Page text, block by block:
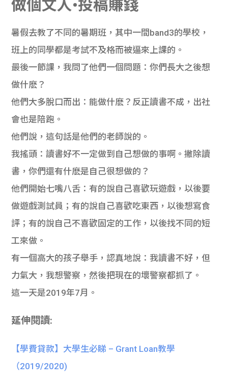
做個文人•投稿賺錢
暑假去教了不同的暑期班，其中一間band3的學校，
班上的同學都是考試不及格而被逼來上課的。
最後一節課，我問了他們一個問題：你們長大之後想
做什麽？
他們大多脫口而出：能做什麽？反正讀書不成，出社
會也是陪跑。
他們說，這句話是他們的老師說的。
我搖頭：讀書好不一定做到自己想做的事啊。撇除讀
書，你們還有什麽是自己很想做的？
他們開始七嘴八舌：有的說自己喜歡玩遊戲，以後要
做遊戲測試員；有的說自己喜歡吃東西，以後想寫食
評；有的說自己不喜歡固定的工作，以後找不同的短
工來做。
有一個高大的孩子舉手，認真地說：我讀書不好，但
力氣大，我想警察，然後把現在的壞警察都抓了。
這一天是2019年7月。
延伸閱讀:
【學費貸款】大學生必睇 – Grant Loan教學
（2019/2020)